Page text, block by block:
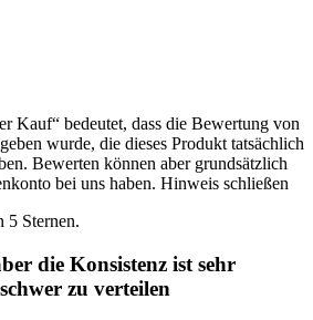
Kauf“ bedeutet, dass die Bewertung von
wurde, die dieses Produkt tatsächlich
Bewerten können aber grundsätzlich
bei uns haben. Hinweis schließen
5 Sternen.
die Konsistenz ist sehr
zu verteilen